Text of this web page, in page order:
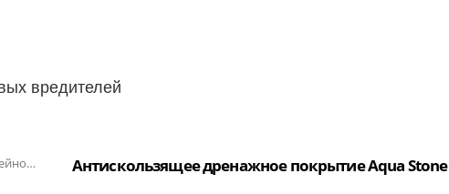
вредителей
Для бассейнов и аквапарков Антискользящее дренажное покрытие Aqua Stone